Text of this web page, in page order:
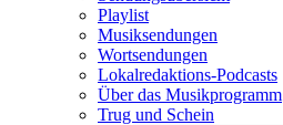
Playlist
Musiksendungen
Wortsendungen
Lokalredaktions-Podcasts
Über das Musikprogramm
Trug und Schein